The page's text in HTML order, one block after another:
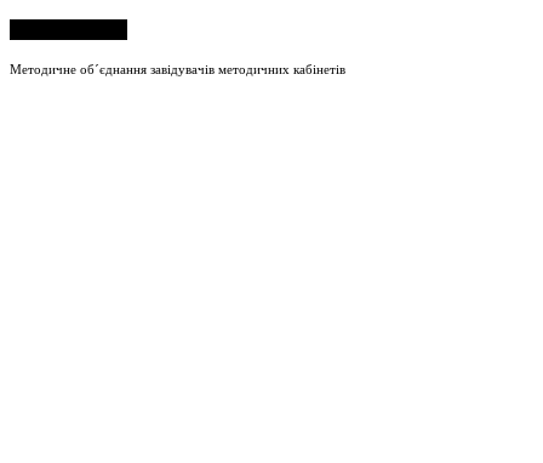
Методичне об´єднання завідувачів методичних кабінетів